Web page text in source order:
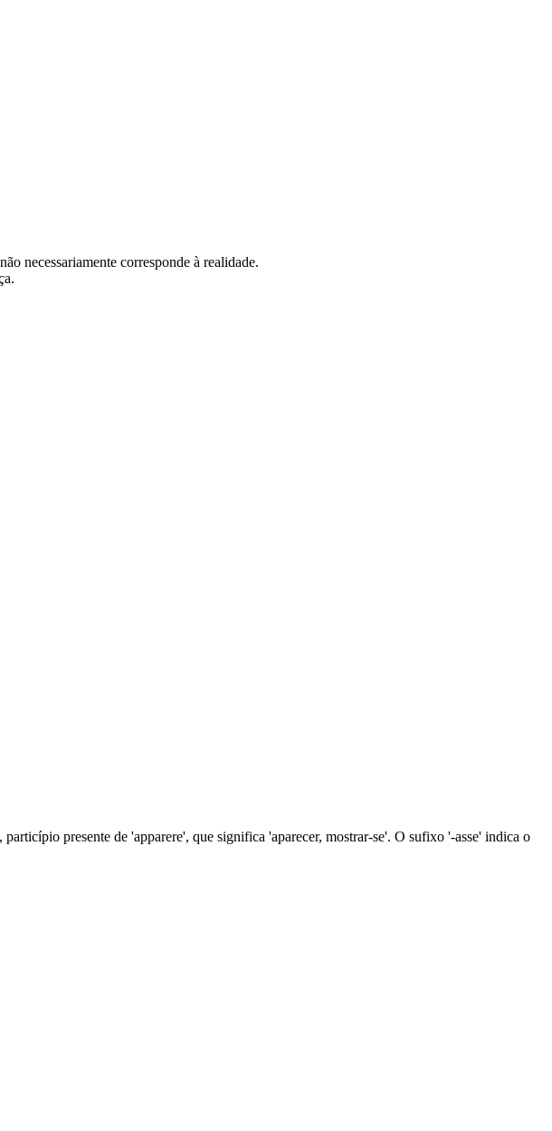
necessariamente corresponde à realidade.
presente de 'apparere', que significa 'aparecer, mostrar-se'. O sufixo '-asse' indica o